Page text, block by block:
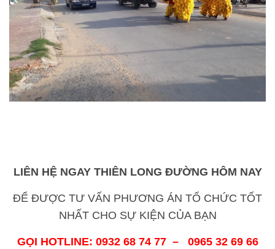
LIÊN HỆ NGAY THIÊN LONG ĐƯỜNG HÔM NAY
ĐỂ ĐƯỢC TƯ VẤN PHƯƠNG ÁN TỔ CHỨC TỐT
NHẤT CHO SỰ KIỆN CỦA BẠN
GỌI HOTLINE: 0932 68 74 77 – 0965 32 69 66